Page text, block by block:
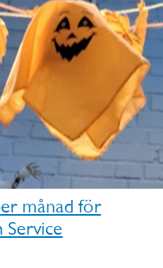
månad för
Service